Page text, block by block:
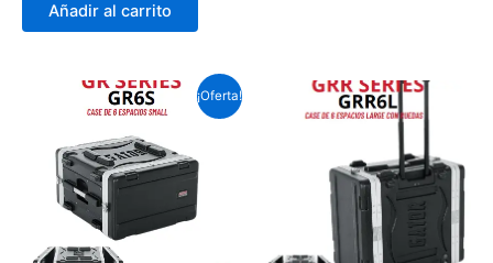
Añadir al carrito
¡Oferta!
El
precio
era:
Soles
S/.569.3.
El
precio